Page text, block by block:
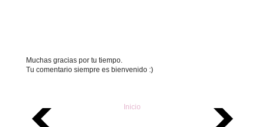
Muchas gracias por tu tiempo.
Tu comentario siempre es bienvenido :)
Inicio